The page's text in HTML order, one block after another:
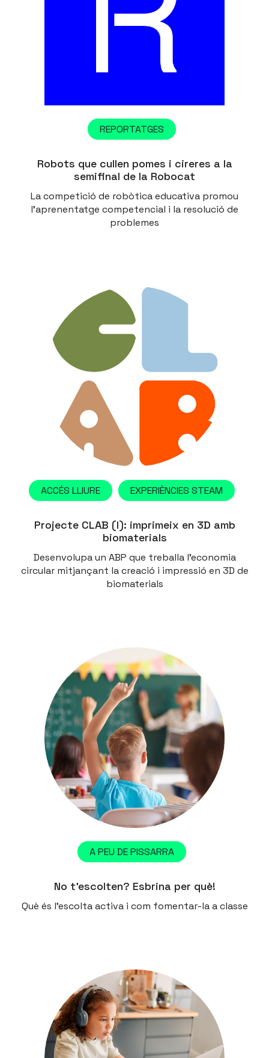
REPORTATGES
Robots que cullen pomes i cireres a la
semifinal de la Robocat
La competició de robòtica educativa promou
l’aprenentatge competencial i la resolució de
problemes
ACCÉS LLIURE EXPERIÈNCIES STEAM
Projecte CLAB (I): imprimeix en 3D amb
biomaterials
Desenvolupa un ABP que treballa l'economia
circular mitjançant la creació i impressió en 3D de
biomaterials
A PEU DE PISSARRA
No t’escolten? Esbrina per què!
Què és l'escolta activa i com fomentar-la a classe